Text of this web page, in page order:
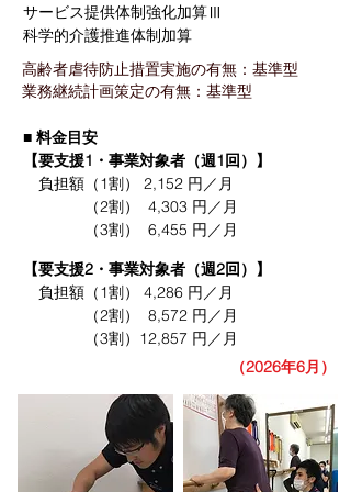
サービス提供体制強化加算Ⅲ
​科学的介護推進体制加算
高齢者虐待防止措置実施の有無：基準型
業務継続計画策定の有無：基準型
■ 料金目安
【要支援1・事業対象者（週1回）】
負担額（1割） 2,152 円／月
（2割） 4,303 円／月
（3割） 6,455 円／月
【​要支援2・事業対象者（週2回）】
負担額（1割） 4,286 円／月​
（2割） 8,572 円／月
（3割）12,857 円／月
（2026年6月）